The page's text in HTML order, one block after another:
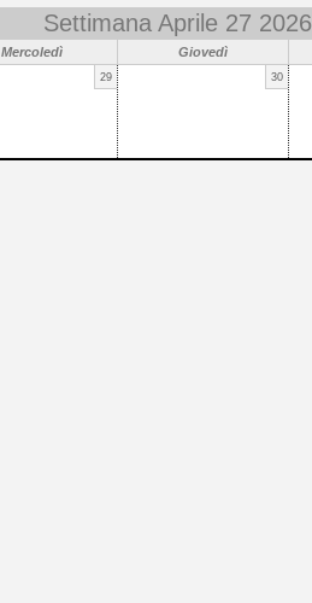
Settimana Aprile 27 2026
Mercoledì Giovedì
29 30